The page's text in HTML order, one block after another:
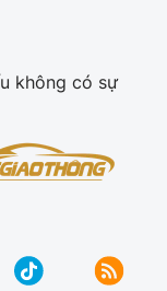
không có sự